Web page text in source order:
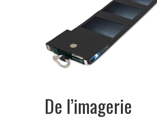
De l’imagerie